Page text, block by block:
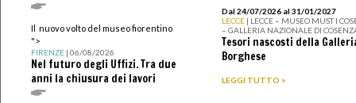
Il nuovo volto del museo fiorentino
">
FIRENZE| 06/08/2026
Nel futuro degli Uffizi. Tra due
anni la chiusura dei lavori
Dal 24/07/2026 al 31/01/2027
LECCE | LECCE – MUSEO MUST I
– GALLERIA NAZIONALE DI
Tesori nascosti della
Borghese
LEGGI TUTTO >